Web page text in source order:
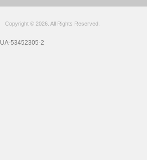
Copyright © 2026. All Rights Reserved.
UA-53452305-2